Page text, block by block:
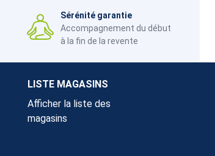
Sérénité garantie
Accompagnement du début
à la fin de la revente
LISTE MAGASINS
Afficher la liste des
magasins